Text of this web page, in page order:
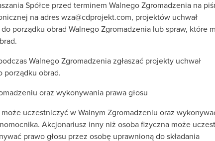
Spółce przed terminem Walnego Zgromadzenia na
na adres wza@cdprojekt.com, projektów uchwał
porządku obrad Walnego Zgromadzenia lub spraw, które
Walnego Zgromadzenia zgłaszać projekty uchwał
porządku obrad.
oraz wykonywania prawa głosu
uczestniczyć w Walnym Zgromadzeniu oraz
Akcjonariusz inny niż osoba fizyczna może
prawo głosu przez osobę uprawnioną do składania